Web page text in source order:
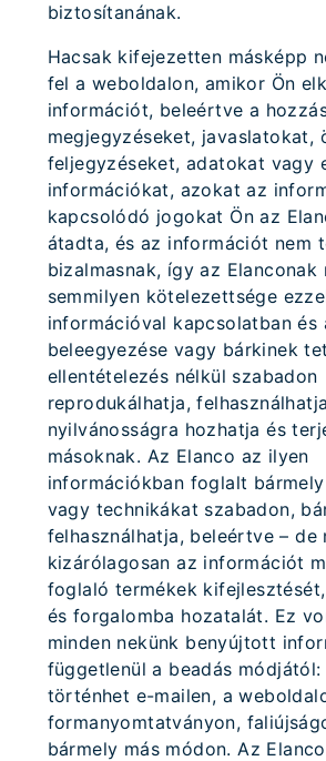
biztosítanának.
Hacsak kifejezetten másképp
fel a weboldalon, amikor Ön
információt, beleértve a
megjegyzéseket, javaslatokat,
feljegyzéseket, adatokat vagy
információkat, azokat az
kapcsolódó jogokat Ön az
átadta, és az információt nem
bizalmasnak, így az Elanconak
semmilyen kötelezettsége
információval kapcsolatban és
beleegyezése vagy bárkinek
ellentételezés nélkül szabadon
reprodukálhatja,
nyilvánosságra hozhatja és
másoknak. Az Elanco az ilyen
információkban foglalt
vagy technikákat szabadon,
felhasználhatja, beleértve – de
kizárólagosan az információt
foglaló termékek
és forgalomba hozatalát. Ez
minden nekünk benyújtott
függetlenül a beadás módjától:
történhet e-mailen, a
formanyomtatványon,
bármely más módon. Az